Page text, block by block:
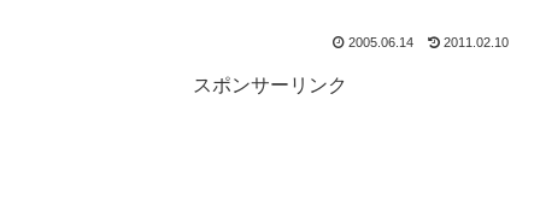
2005.06.14 2011.02.10
スポンサーリンク